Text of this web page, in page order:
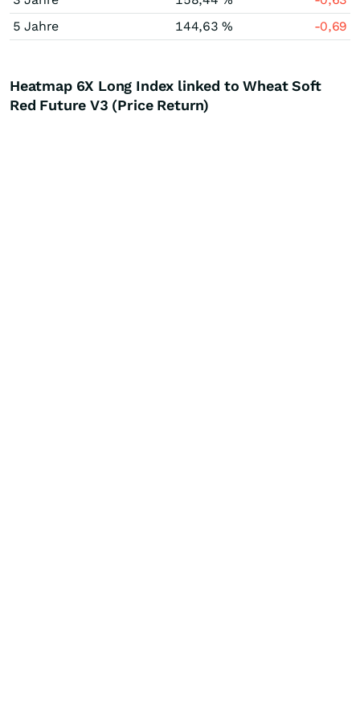
5 Jahre
144,63 % -0,69
Heatmap 6X Long Index linked to Wheat Soft
Red Future V3 (Price Return)